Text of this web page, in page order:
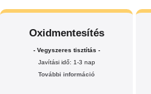
Oxidmentesítés
- Vegyszeres tisztítás -
Javítási idő: 1-3 nap
További információ